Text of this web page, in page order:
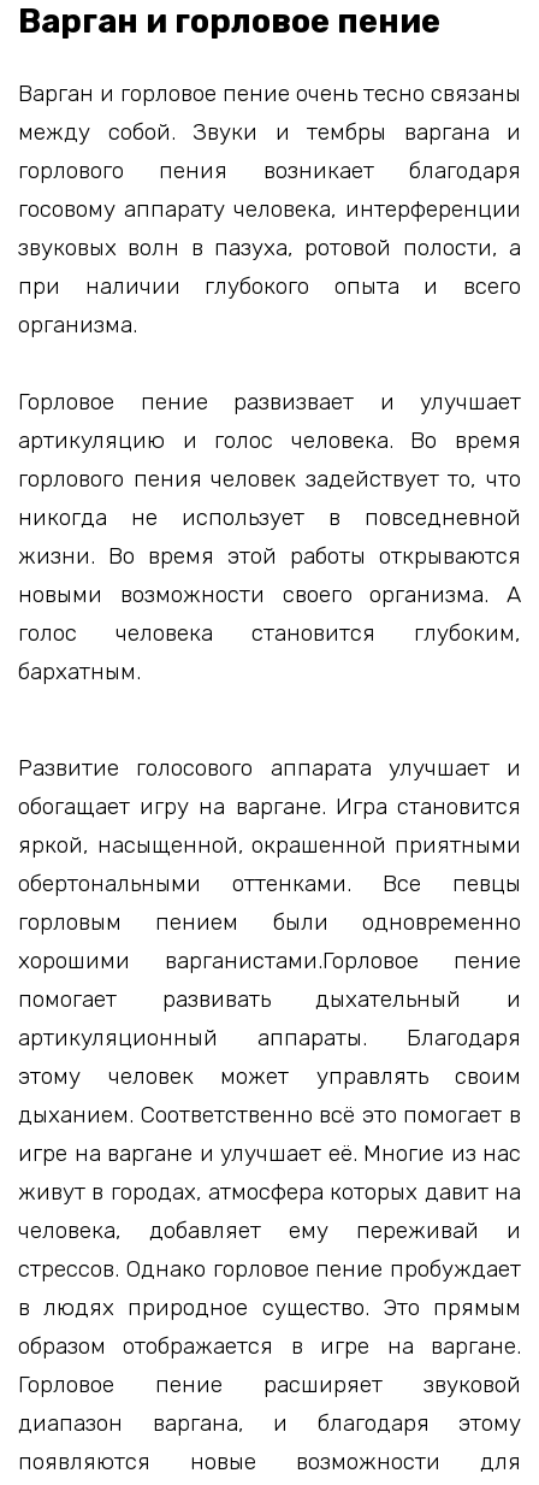
Варган и горловое пение
Варган и горловое пение очень тесно связаны
между собой. Звуки и тембры варгана и
горлового пения возникает благодаря
госовому аппарату человека, интерференции
звуковых волн в пазуха, ротовой полости, а
при наличии глубокого опыта и всего
организма.
Горловое пение развизвает и улучшает
артикуляцию и голос человека. Во время
горлового пения человек задействует то, что
никогда не использует в повседневной
жизни. Во время этой работы открываются
новыми возможности своего организма. А
голос человека становится глубоким,
бархатным.
Развитие голосового аппарата улучшает и
обогащает игру на варгане. Игра становится
яркой, насыщенной, окрашенной приятными
обертональными оттенками. Все певцы
горловым пением были одновременно
хорошими варганистами.Горловое пение
помогает развивать дыхательный и
артикуляционный аппараты. Благодаря
этому человек может управлять своим
дыханием. Соответственно всё это помогает в
игре на варгане и улучшает её. Многие из нас
живут в городах, атмосфера которых давит на
человека, добавляет ему переживай и
стрессов. Однако горловое пение пробуждает
в людях природное существо. Это прямым
образом отображается в игре на варгане.
Горловое пение расширяет звуковой
диапазон варгана, и благодаря этому
появляются новые возможности для